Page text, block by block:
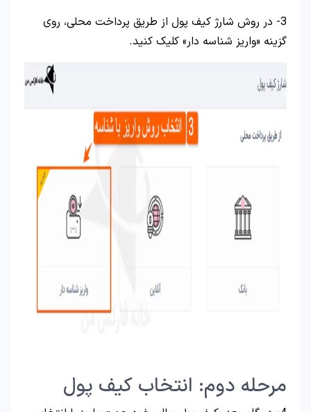
3- در روش شارژ کیف پول از طریق پرداخت محلی، روی
گزینه «واریز شناسه دار» کلیک کنید.
مرحله دوم: انتخاب کیف پول